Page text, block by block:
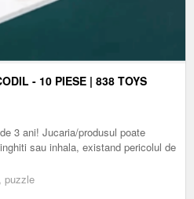
- 10 PIESE | 838 TOYS
3 ani! Jucaria/produsul poate
sau inhala, existand pericolul de
puzzle